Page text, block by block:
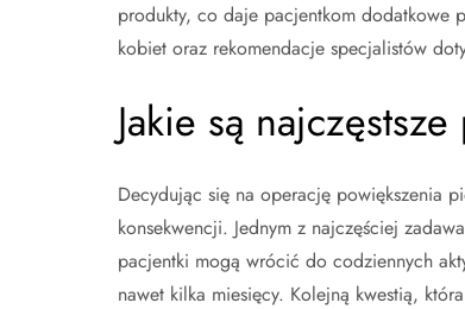
produkty, co daje pacjentkom dodatkowe
kobiet oraz rekomendacje specjalistów
Jakie są
Decydując się na operację powiększenia
konsekwencji. Jednym z najczęściej
pacjentki mogą wrócić do codziennych
nawet kilka miesięcy. Kolejną kwestią,